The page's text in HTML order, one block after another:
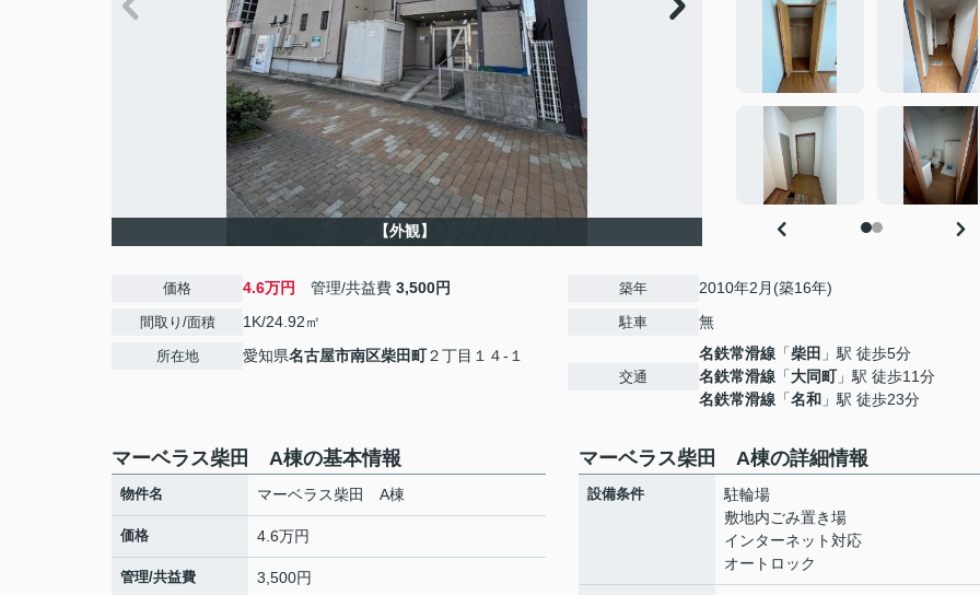
【外観】
価格 4.6万円 管理/共益費 3,500円
間取り/面積 1K/24.92㎡
所在地 愛知県名古屋市南区柴田町２丁目１４-１
築年 2010年2月(築16年)
駐車 無
交通
名鉄常滑線 「柴田 」駅 徒歩5分
名鉄常滑線 「大同町」駅 徒歩11分
名鉄常滑線 「名和 」駅 徒歩23分
マーベラス柴田 A棟の基本情報
物件名 マーベラス柴田 A棟
価格 4.6万円
管理/共益費 3,500円
マーベラス柴田 A棟の詳細情報
設備条件
駐輪場
敷地内ごみ置き場
インターネット対応
オートロック